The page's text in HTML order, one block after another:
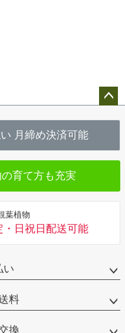
へ
月締め決済可能
育て方も充実
葉植物
日祝日配送可能
い
料
換